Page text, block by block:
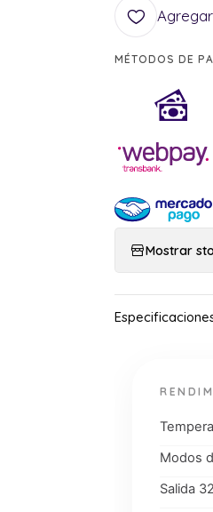
MÉTODOS DE
Mostrar
Modos
Salida